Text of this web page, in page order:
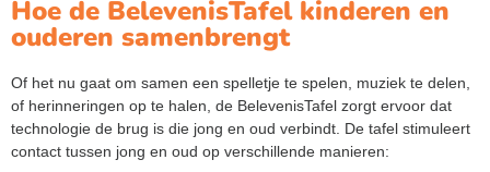
Hoe de BelevenisTafel kinderen en
ouderen samenbrengt
Of het nu gaat om samen een spelletje te spelen, muziek te delen,
of herinneringen op te halen, de BelevenisTafel zorgt ervoor dat
technologie de brug is die jong en oud verbindt. De tafel stimuleert
contact tussen jong en oud op verschillende manieren: